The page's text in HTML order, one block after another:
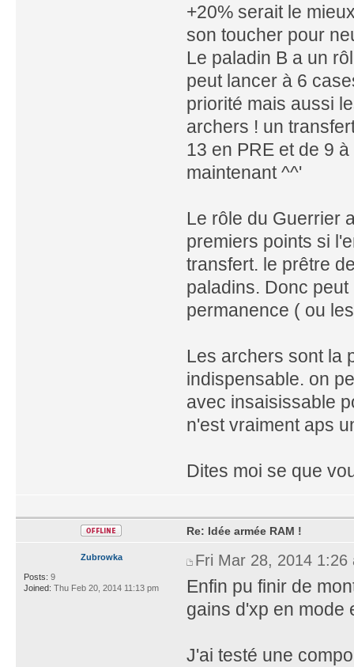
+20% serait le
son toucher pour
Le paladin B a un
peut lancer à 6
priorité mais aussi
archers ! un
13 en PRE et de 9
maintenant ^^'
Le rôle du Guerrier
premiers points si
transfert. le prêtre
paladins. Donc
permanence ( ou
Les archers sont la
indispensable. on
avec insaisissable
n'est vraiment aps
Dites moi se que
Zubrowka
Posts: 9
Joined: Thu Feb 20, 2014 11:13 pm
Re: Idée armée RAM !
Fri Mar 28, 2014 1:26
Enfin pu finir de
gains d'xp en mode
J'ai testé une